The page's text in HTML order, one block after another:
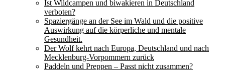
Ist Wildcampen und biwakieren in Deutschland
verboten?
Spaziergänge an der See im Wald und die positive
Auswirkung auf die körperliche und mentale
Gesundheit.
Der Wolf kehrt nach Europa, Deutschland und nach
Mecklenburg-Vorpommern zurück
Paddeln und Preppen – Passt nicht zusammen?